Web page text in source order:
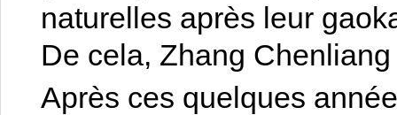
naturelles après leur
De cela, Zhang
Après ces quelques